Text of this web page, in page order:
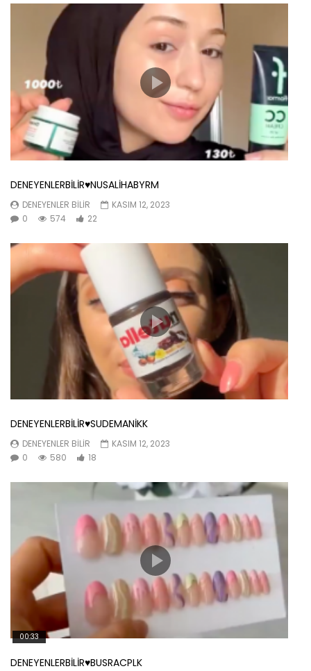
DENEYENLERBİLİR♥️NUSALİHABYRM
DENEYENLER BILIR
KASIM 12, 2023
0
574 22
DENEYENLERBİLİR♥️SUDEMANİKK
DENEYENLER BILIR
KASIM 12, 2023
0
580 18
00:33
DENEYENLERBİLİR♥️BUSRACPLK